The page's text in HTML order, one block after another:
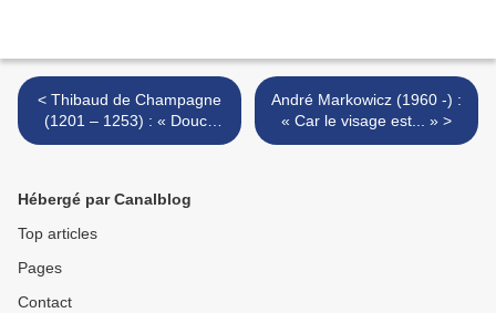
< Thibaud de Champagne
(1201 – 1253) : « Douce
dame, toute autre pensée...
André Markowicz (1960 -) :
« Car le visage est... » >
Hébergé par Canalblog
Top articles
Pages
Contact